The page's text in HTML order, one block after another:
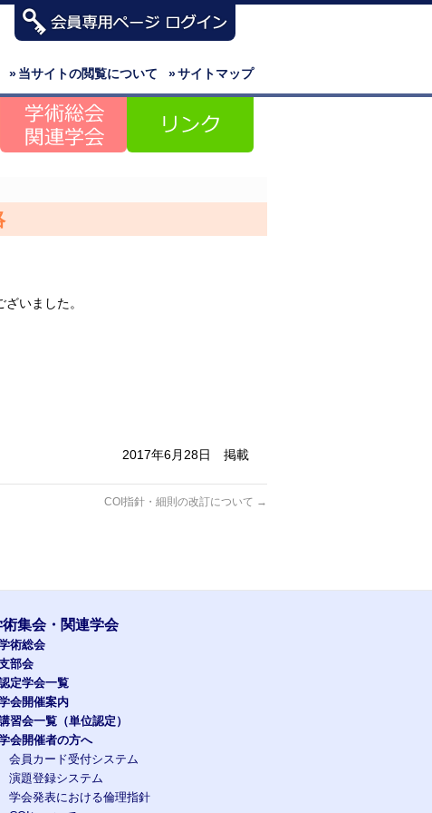
»サイトマップ
»当サイトの閲覧について
いました。
2017年6月28日 掲載
COI指針・細則の改訂について →
術集会・関連学会
術総会
部会
定学会一覧
会開催案内
習会一覧（単位認定）
会開催者の方へ
会員カード受付システム
演題登録システム
学会発表における倫理指針